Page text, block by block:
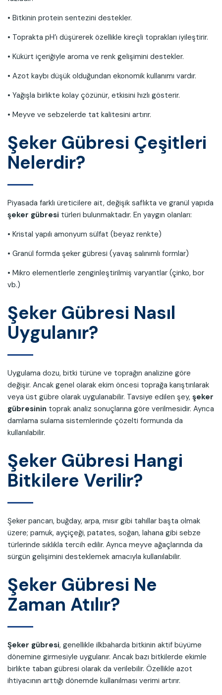
• Bitkinin protein sentezini destekler.
• Toprakta pH’ı düşürerek özellikle kireçli toprakları iyileştirir.
• Kükürt içeriğiyle aroma ve renk gelişimini destekler.
• Azot kaybı düşük olduğundan ekonomik kullanımı vardır.
• Yağışla birlikte kolay çözünür, etkisini hızlı gösterir.
• Meyve ve sebzelerde tat kalitesini artırır.
Şeker Gübresi Çeşitleri
Nelerdir?
Piyasada farklı üreticilere ait, değişik saflıkta ve granül yapıda
şeker gübresi türleri bulunmaktadır. En yaygın olanları:
• Kristal yapılı amonyum sülfat (beyaz renkte)
• Granül formda şeker gübresi (yavaş salınımlı formlar)
• Mikro elementlerle zenginleştirilmiş varyantlar (çinko, bor
vb.)
Şeker Gübresi Nasıl
Uygulanır?
Uygulama dozu, bitki türüne ve toprağın analizine göre
değişir. Ancak genel olarak ekim öncesi toprağa karıştırılarak
veya üst gübre olarak uygulanabilir. Tavsiye edilen şey, şeker
gübresinin toprak analiz sonuçlarına göre verilmesidir. Ayrıca
damlama sulama sistemlerinde çözelti formunda da
kullanılabilir.
Şeker Gübresi Hangi
Bitkilere Verilir?
Şeker pancarı, buğday, arpa, mısır gibi tahıllar başta olmak
üzere; pamuk, ayçiçeği, patates, soğan, lahana gibi sebze
türlerinde sıklıkla tercih edilir. Ayrıca meyve ağaçlarında da
sürgün gelişimini desteklemek amacıyla kullanılabilir.
Şeker Gübresi Ne
Zaman Atılır?
Şeker gübresi, genellikle ilkbaharda bitkinin aktif büyüme
dönemine girmesiyle uygulanır. Ancak bazı bitkilerde ekimle
birlikte taban gübresi olarak da verilebilir. Özellikle azot
ihtiyacının arttığı dönemde kullanılması verimi artırır.